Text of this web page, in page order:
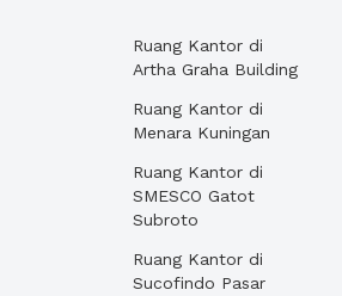
Ruang Kantor di
Artha Graha Building
Ruang Kantor di
Menara Kuningan
Ruang Kantor di
SMESCO Gatot
Subroto
Ruang Kantor di
Sucofindo Pasar